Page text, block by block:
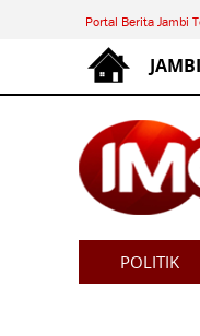
Portal Berita Jambi
POLITIK